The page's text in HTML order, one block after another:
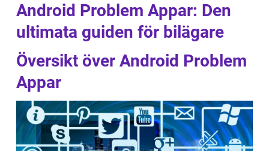
Android Problem Appar: Den
ultimata guiden för bilägare
Översikt över Android Problem
Appar